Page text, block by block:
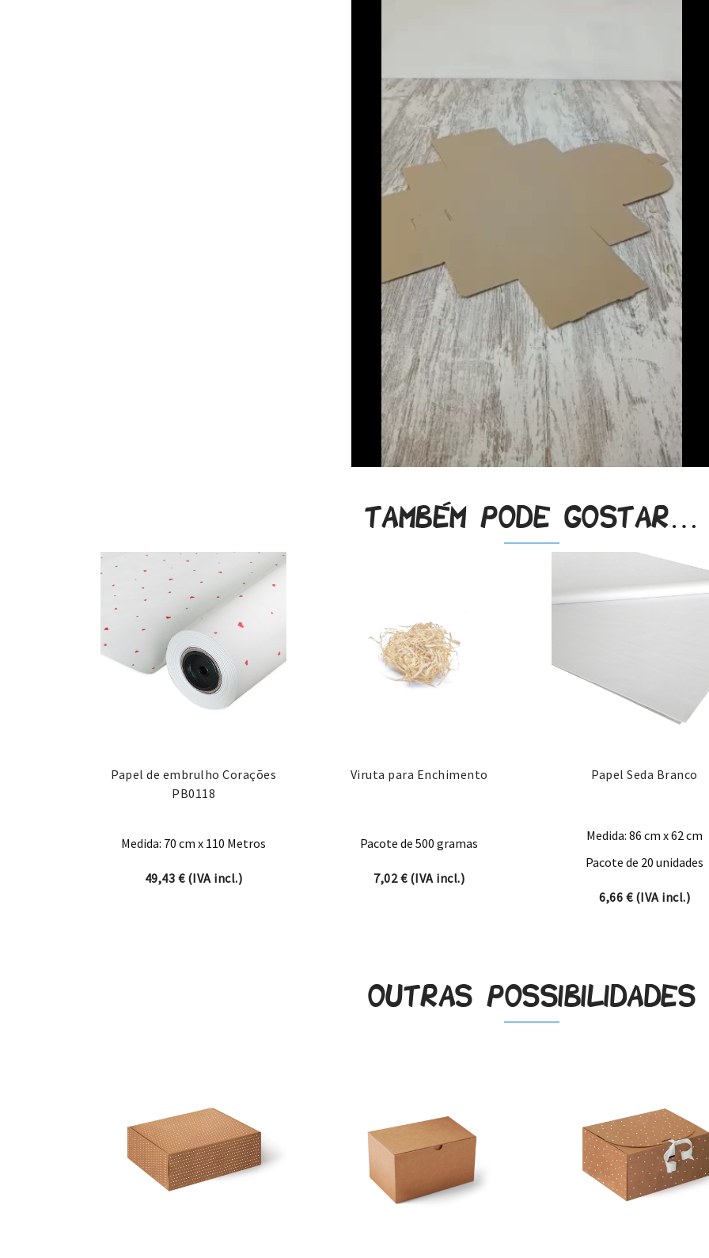
Também pode gostar…
Papel de embrulho Corações
PB0118
Medida: 70 cm x 110 Metros
49,43 €(IVA incl.)
Viruta para Enchimento
Pacote de 500 gramas
7,02€(IVA incl.)
Papel Seda Branco
Medida: 86 cm x 62 cm
Pacote de 20 unidades
6,66 €(IVA incl.)
Outras possibilidades